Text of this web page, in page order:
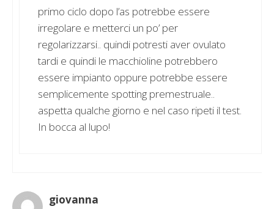
primo ciclo dopo l’as potrebbe essere
irregolare e metterci un po’ per
regolarizzarsi.. quindi potresti aver ovulato
tardi e quindi le macchioline potrebbero
essere impianto oppure potrebbe essere
semplicemente spotting premestruale..
aspetta qualche giorno e nel caso ripeti il test.
In bocca al lupo!
giovanna